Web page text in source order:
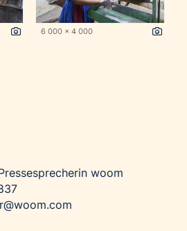
6 000 x 4 000
woom